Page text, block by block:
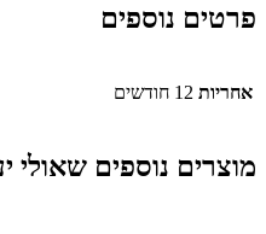
נוספים
12 חודשים
נוספים שאולי